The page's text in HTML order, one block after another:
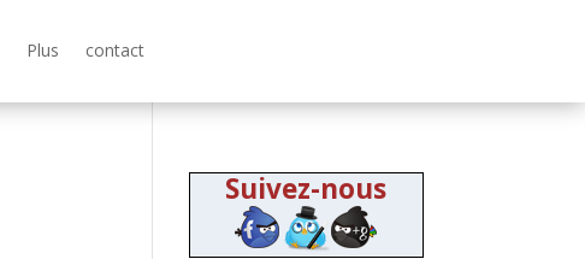
Plus contact
Suivez-nous